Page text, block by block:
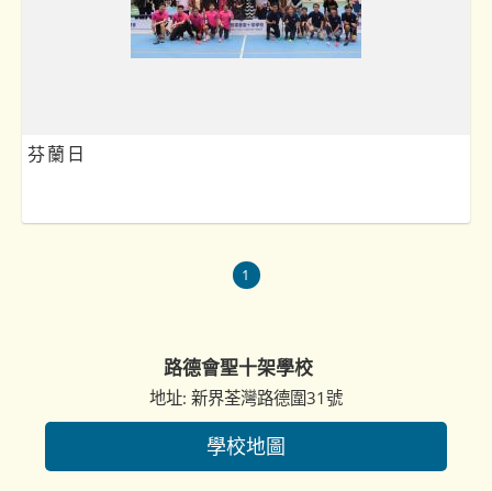
芬蘭日
1
路德會聖十架學校
地址: 新界荃灣路德圍31號
學校地圖